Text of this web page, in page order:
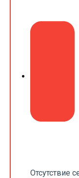
Отсутствие